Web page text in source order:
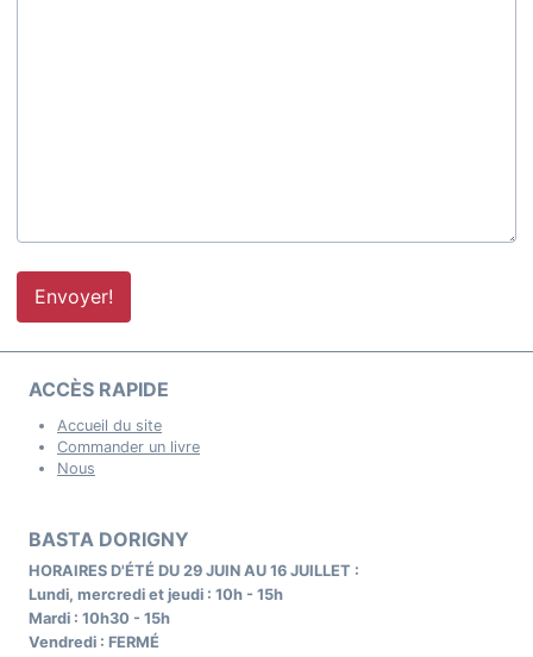
Envoyer!
ACCÈS RAPIDE
Accueil du site
Commander un livre
Nous
BASTA DORIGNY
HORAIRES D'ÉTÉ DU 29 JUIN AU 16 JUILLET :
Lundi, mercredi et jeudi : 10h - 15h
Mardi : 10h30 - 15h
Vendredi : FERMÉ